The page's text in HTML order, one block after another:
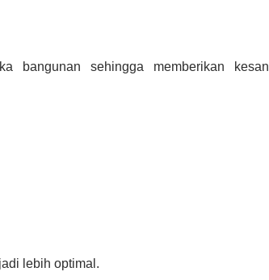
bangunan sehingga memberikan kesan
lebih optimal.